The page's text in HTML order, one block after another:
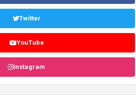
Twitter
YouTube
Instagram